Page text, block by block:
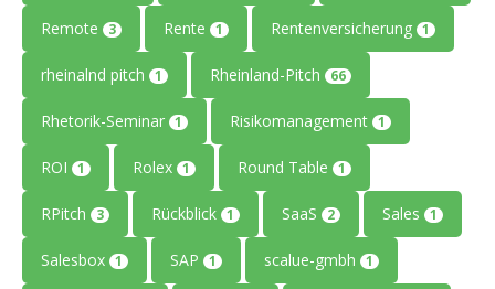
Remote 3 Rente 1 Rentenversicherung 1
rheinalnd pitch 1 Rheinland-Pitch 66
Rhetorik-Seminar 1 Risikomanagement 1
ROI 1 Rolex 1 Round Table 1
RPitch 3 Rückblick 1 SaaS 2 Sales 1
Salesbox 1 SAP 1 scalue-gmbh 1